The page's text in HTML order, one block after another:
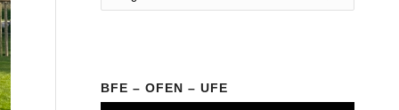
BFE – OFEN – UFE